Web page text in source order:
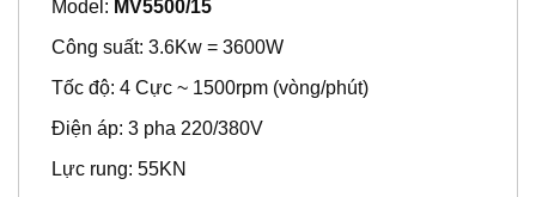
Công suất: 3.6Kw = 3600W
Tốc độ: 4 Cực ~ 1500rpm (vòng/phút)
Điện áp: 3pha 220/380V
Lực rung: 55KN
Sản xuất theo tiêu chuẩn Italia